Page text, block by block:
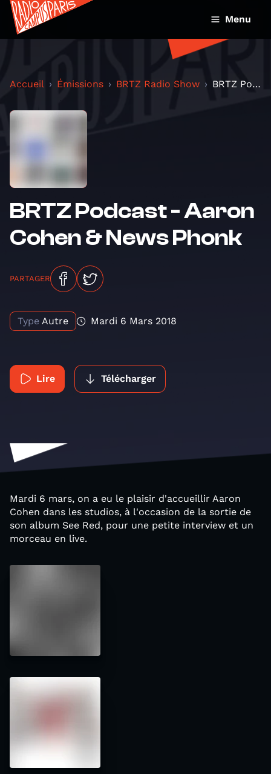
Menu
Accueil Émissions BRTZ Radio Show BRTZ Podcast - Aaron Cohen & News Phonk
BRTZ Podcast - Aaron
Cohen & News Phonk
PARTAGER
Type Autre Mardi 6 Mars 2018
Lire Télécharger
Mardi 6 mars, on a eu le plaisir d'accueillir Aaron
Cohen dans les studios, à l'occasion de la sortie de
son album See Red, pour une petite interview et un
morceau en live.